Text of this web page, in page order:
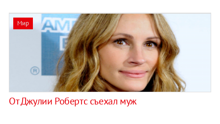
Мир
От Джулии Робертс съехал муж